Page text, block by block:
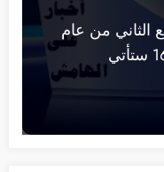
الثاني من عام
2024، وطرز آي-فون 16 ستأتي